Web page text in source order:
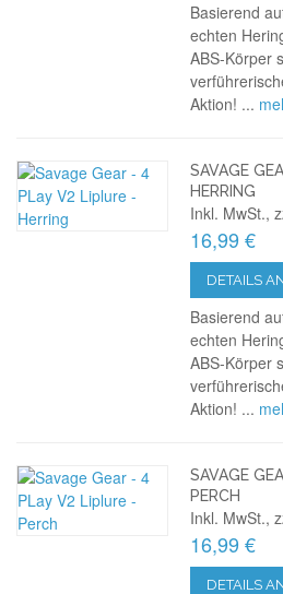
Basierend
echten
ABS-Körper
Aktion! ...
SAVAGE
HERRING
Inkl. MwSt.,
16,99 €
DETAILS
Basierend
echten
ABS-Körper
Aktion! ...
SAVAGE
PERCH
Inkl. MwSt.,
16,99 €
DETAILS